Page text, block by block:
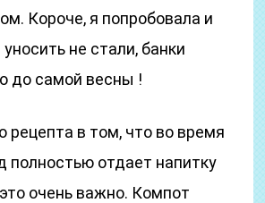
Короче, я попробовала и
не стали, банки
до самой весны !
рецепта в том, что во время
полностью отдает напитку
очень важно. Компот